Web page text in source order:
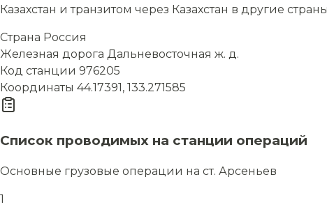
Казахстан и транзитом через Казахстан в другие
Страна Россия
Железная дорога Дальневосточная ж. д.
Код станции 976205
Координаты 44.17391, 133.271585
Список проводимых на станции операций
Основные грузовые операции на ст. Арсеньев
1